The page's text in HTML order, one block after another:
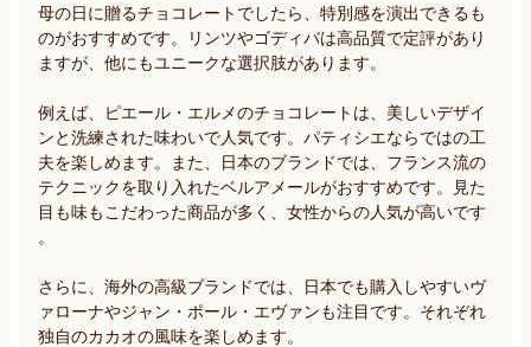
母の日に贈るチョコレートでしたら、特別感を演出できるも
のがおすすめです。リンツやゴディバは高品質で定評があり
ますが、他にもユニークな選択肢があります。
例えば、ピエール・エルメのチョコレートは、美しいデザイ
ンと洗練された味わいで人気です。パティシエならではの工
夫を楽しめます。また、日本のブランドでは、フランス流の
テクニックを取り入れたベルアメールがおすすめです。見た
目も味もこだわった商品が多く、女性からの人気が高いです
。
さらに、海外の高級ブランドでは、日本でも購入しやすいヴ
ァローナやジャン・ポール・エヴァンも注目です。それぞれ
独自のカカオの風味を楽しめます。